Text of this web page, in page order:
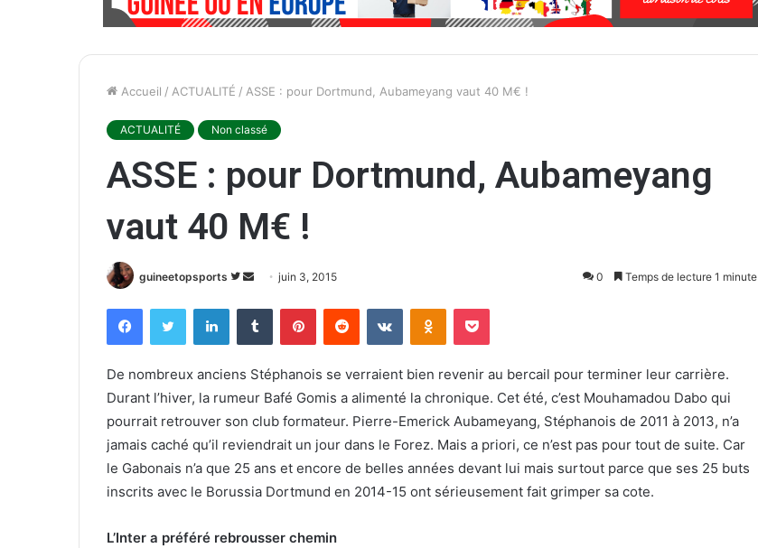
Accueil / ACTUALITÉ / ASSE : pour Dortmund, Aubameyang vaut 40 M€ !
ACTUALITÉ Non classé
ASSE : pour Dortmund, Aubameyang
vaut 40 M€ !
guineetopsports
S
v
s
u
r
T
w
t
v
o
r
u
n
c
o
r
juin 3, 2015 0 Temps de lecture 1 minute
De nombreux anciens Stéphanois se verraient bien revenir au bercail pour terminer leur carrière.
Durant l’hiver, la rumeur Bafé Gomis a alimenté la chronique. Cet été, c’est Mouhamadou Dabo qui
pourrait retrouver son club formateur. Pierre-Emerick Aubameyang, Stéphanois de 2011 à 2013, n’a
jamais caché qu’il reviendrait un jour dans le Forez. Mais a priori, ce n’est pas pour tout de suite. Car
le Gabonais n’a que 25 ans et encore de belles années devant lui mais surtout parce que ses 25 buts
inscrits avec le Borussia Dortmund en 2014-15 ont sérieusement fait grimper sa cote.
L’Inter a préféré rebrousser chemin